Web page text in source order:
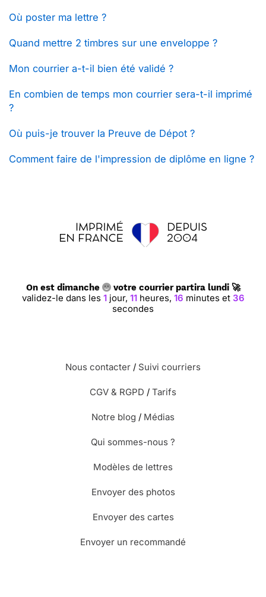
Où poster ma lettre ?
Quand mettre 2 timbres sur une enveloppe ?
Mon courrier a-t-il bien été validé ?
En combien de temps mon courrier sera-t-il imprimé
?
Où puis-je trouver la Preuve de Dépot ?
Comment faire de l'impression de diplôme en ligne ?
On est dimanche votre courrier partira lundi 🚀
validez-le dans les 1 jour, 11 heures, 16 minutes et 35
secondes
Nous contacter / Suivi courriers
CGV & RGPD / Tarifs
Notre blog / Médias
Qui sommes-nous ?
Modèles de lettres
Envoyer des photos
Envoyer des cartes
Envoyer un recommandé